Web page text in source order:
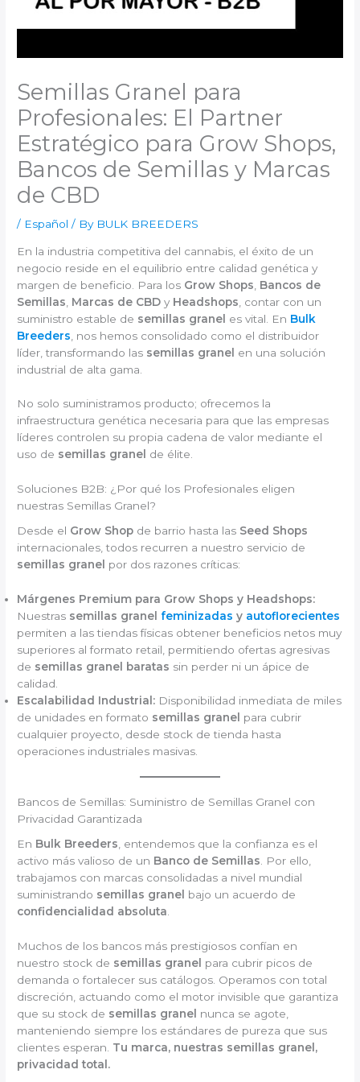
Semillas Granel para
Profesionales: El Partner
Estratégico para Grow Shops,
Bancos de Semillas y Marcas
de CBD
/ Español / By BULK BREEDERS
En la industria competitiva del cannabis, el éxito de un
negocio reside en el equilibrio entre calidad genética y
margen de beneficio. Para los Grow Shops Bancos de
Semillas Marcas de CBD y Headshops , contar con un
suministro estable de semillas granel es vital. En Bulk
Breeders , nos hemos consolidado como el distribuidor
líder, transformando las semillas granel en una solución
industrial de alta gama.
No solo suministramos producto; ofrecemos la
infraestructura genética necesaria para que las empresas
líderes controlen su propia cadena de valor mediante el
uso de semillas granel de élite.
Soluciones B2B: ¿Por qué los Profesionales eligen
nuestras Semillas Granel?
Desde el Grow Shop de barrio hasta las Seed Shops
internacionales, todos recurren a nuestro servicio de
semillas granel por dos razones críticas:
Márgenes Premium para Grow Shops y Headshops:
Nuestras semillas granel feminizadas y autoflorecientes
permiten a las tiendas físicas obtener beneficios netos muy
superiores al formato retail, permitiendo ofertas agresivas
de semillas granel baratas sin perder ni un ápice de
calidad.
Escalabilidad Industrial: Disponibilidad inmediata de miles
de unidades en formato semillas granel para cubrir
cualquier proyecto, desde stock de tienda hasta
operaciones industriales masivas.
Bancos de Semillas: Suministro de Semillas Granel con
Privacidad Garantizada
En Bulk Breeders , entendemos que la confianza es el
activo más valioso de un Banco de Semillas . Por ello,
trabajamos con marcas consolidadas a nivel mundial
suministrando semillas granel bajo un acuerdo de
confidencialidad absoluta
Muchos de los bancos más prestigiosos confían en
nuestro stock de semillas granel para cubrir picos de
demanda o fortalecer sus catálogos. Operamos con total
discreción, actuando como el motor invisible que garantiza
que su stock de semillas granel nunca se agote,
manteniendo siempre los estándares de pureza que sus
clientes esperan. Tu marca, nuestras semillas granel,
privacidad total.